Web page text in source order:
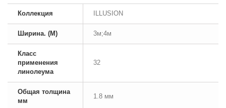
Коллекция ILLUSION
Ширина. (М) 3м;4м
Класс
применения
линолеума
32
Общая толщина
мм
1.8 мм